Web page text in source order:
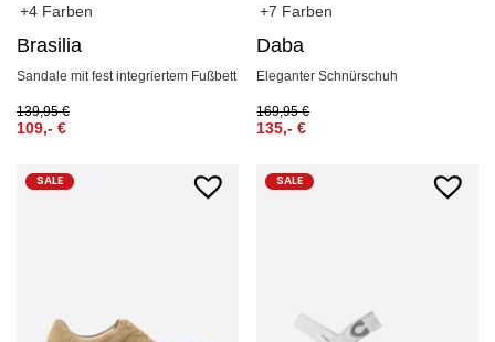
+4 Farben
Brasilia
Sandale mit fest integriertem Fußbett
139,95€
109,- €
+7 Farben
Daba
Eleganter Schnürschuh
169,95€
135,-€
SALE SALE